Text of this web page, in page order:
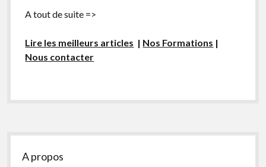
A tout de suite =>
Lire les meilleurs articles | Nos Formations |
Nous contacter
Sidebar
A propos